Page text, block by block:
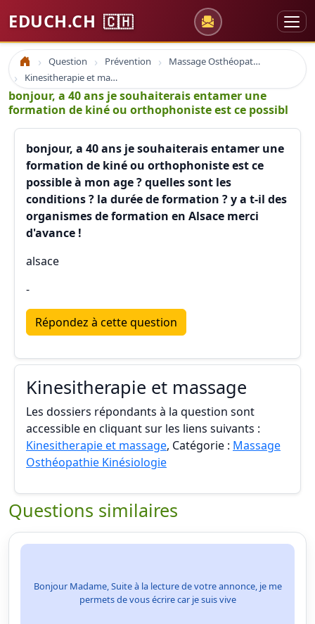
EDUCH.CH 🇨🇭
Accueil Question Prévention
Massage Osthéopathie Kinésiologie
Kinesitherapie et massage
bonjour, a 40 ans je souhaiterais entamer une
formation de kiné ou orthophoniste est ce possibl
bonjour, a 40 ans je souhaiterais entamer une
formation de kiné ou orthophoniste est ce
possible à mon age ? quelles sont les
conditions ? la durée de formation ? y a t-il des
organismes de formation en Alsace merci
d'avance !
alsace
-
Répondez à cette question
Kinesitherapie et massage
Les dossiers répondants à la question sont
accessible en cliquant sur les liens suivants :
Kinesitherapie et massage, Catégorie : Massage
Osthéopathie Kinésiologie
Questions similaires
Bonjour Madame, Suite à la lecture de votre annonce, je me
permets de vous écrire car je suis vive